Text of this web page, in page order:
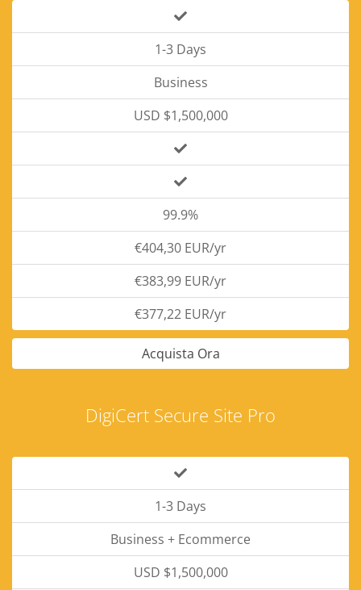
1-3 Days
Business
USD $1,500,000
99.9%
€404,30 EUR/yr
€383,99 EUR/yr
€377,22 EUR/yr
Acquista Ora
DigiCert Secure Site Pro
1-3 Days
Business + Ecommerce
USD $1,500,000